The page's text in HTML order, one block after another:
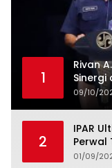
1
Rivan
Serikat
09/10/
2
IPAR
Perwal
5 Hari
01/09/